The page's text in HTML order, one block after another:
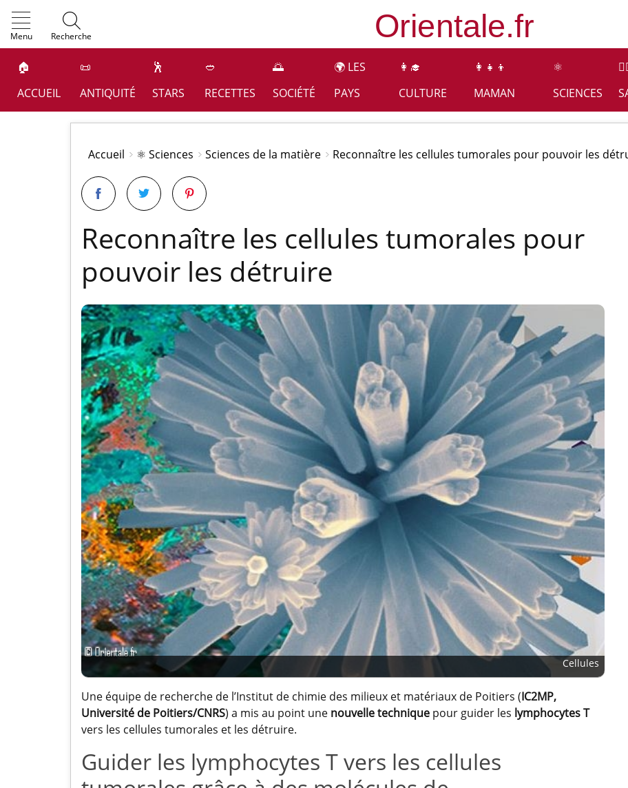
Menu Recherche
🏠
ACCUEIL
📜
ANTIQUITÉ
🕺
STARS
🥙
RECETTES
🌅
SOCIÉTÉ
🌍 LES
PAYS
👩‍🎓
CULTURE
👩‍👧‍👦
MAMAN
⚛️
SCIENCES
Accueil ⚛️ Sciences Sciences de la matière Reconnaître les cellules tumorales pour pouvoir les
Reconnaître les cellules tumorales pour
pouvoir les détruire
Cellules
Une équipe de recherche de l’Institut de chimie des milieux et matériaux de Poitiers (IC2MP,
Université de Poitiers/CNRS) a mis au point une nouvelle technique pour guider les lymphocytes T
vers les cellules tumorales et les détruire.
Guider les lymphocytes T vers les cellules